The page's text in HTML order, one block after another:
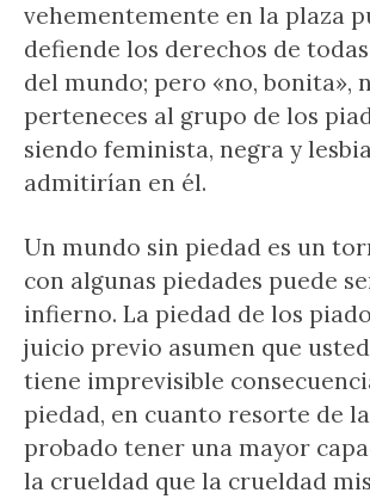
vehementemente en la plaza
defiende los derechos de
del mundo; pero «no, bonita»,
perteneces al grupo de los
siendo feminista, negra y
admitirían en él.
Un mundo sin piedad es un
con algunas piedades puede
infierno. La piedad de los
juicio previo asumen que
tiene imprevisible
piedad, en cuanto resorte de
probado tener una mayor
la crueldad que la crueldad